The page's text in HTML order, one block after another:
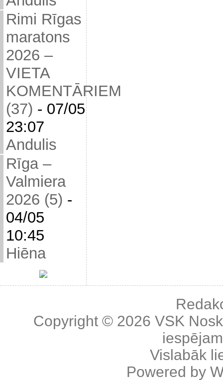
Rimi Rīgas
maratons
2026 –
VIETA
KOMENTĀRIEM
(37) - 07/05
23:07
Andulis
Rīga –
Valmiera
2026 (5) -
04/05
10:45
Hiēna
Copyright © 2026 VSK
Vislabāk
Powered by